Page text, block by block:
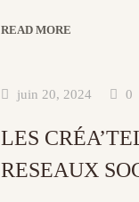
READ MORE
juin 20, 2024 0
LES
RESEAUX